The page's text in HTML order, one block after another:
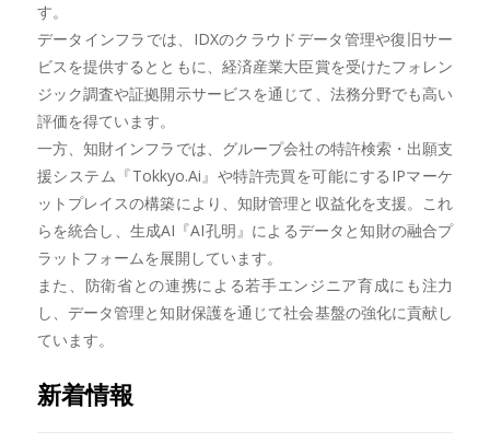
す。
データインフラでは、IDXのクラウドデータ管理や復旧サー
ビスを提供するとともに、経済産業大臣賞を受けたフォレン
ジック調査や証拠開示サービスを通じて、法務分野でも高い
評価を得ています。
一方、知財インフラでは、グループ会社の特許検索・出願支
援システム『Tokkyo.Ai』や特許売買を可能にするIPマーケ
ットプレイスの構築により、知財管理と収益化を支援。これ
らを統合し、生成AI『AI孔明』によるデータと知財の融合プ
ラットフォームを展開しています。
また、防衛省との連携による若手エンジニア育成にも注力
し、データ管理と知財保護を通じて社会基盤の強化に貢献し
ています。
新着情報